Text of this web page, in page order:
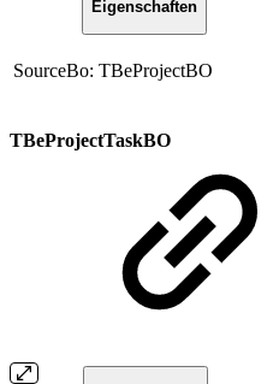
Eigenschaften
SourceBo: TBeProjectBO
TBeProjectTaskBO